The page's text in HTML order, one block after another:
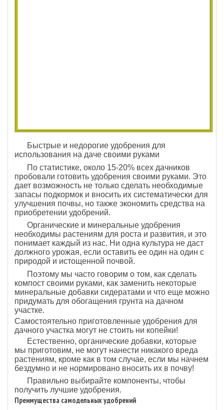
Быстрые и недорогие удобрения для
использования на даче своими руками
По статистике, около 15-20% всех дачников
пробовали готовить удобрения своими руками. Это
дает возможность не только сделать необходимые
запасы подкормок и вносить их систематически для
улучшения почвы, но также экономить средства на
приобретении удобрений.
Органические и минеральные удобрения
необходимы растениям для роста и развития, и это
понимает каждый из нас. Ни одна культура не даст
должного урожая, если оставить ее один на один с
природой и истощенной почвой.
Поэтому мы часто говорим о том, как сделать
компост своими руками, как заменить некоторые
минеральные добавки сидератами и что еще можно
придумать для обогащения грунта на дачном
участке.
Самостоятельно приготовленные удобрения для
дачного участка могут не стоить ни копейки!
Естественно, органические добавки, которые
мы приготовим, не могут нанести никакого вреда
растениям, кроме как в том случае, если мы начнем
бездумно и не нормировано вносить их в почву!
Правильно выбирайте компоненты, чтобы
получить лучшие удобрения.
Преимущества самодельных удобрений